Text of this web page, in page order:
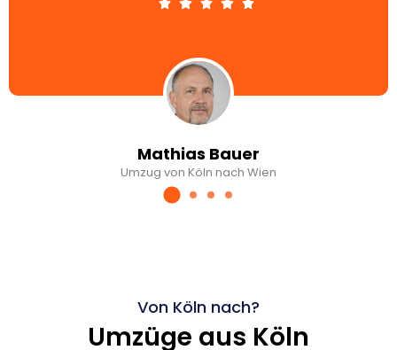
Mathias Bauer
Umzug von Köln nach Wien
Von Köln nach?
Umzüge aus Köln